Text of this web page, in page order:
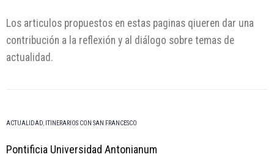
Los articulos propuestos en estas paginas qiueren dar una
contribución a la reflexión y al diálogo sobre temas de
actualidad.
ACTUALIDAD, ITINERARIOS CON SAN FRANCESCO
Pontificia Universidad Antonianum